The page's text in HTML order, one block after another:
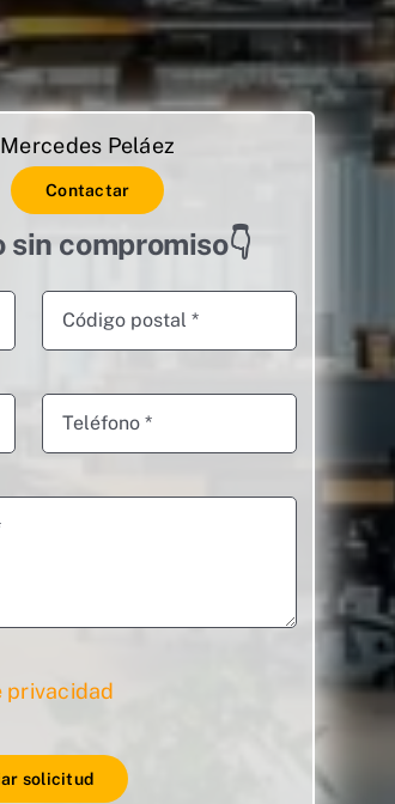
Mercedes Peláez
Contactar
sin compromiso👇
privacidad
solicitud